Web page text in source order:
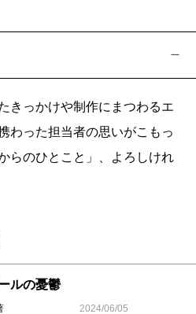
きっかけや制作にまつわるエ
わった担当者の思いがこもっ
らのひとこと」、よろしけれ
ルの憂鬱
2024/06/05